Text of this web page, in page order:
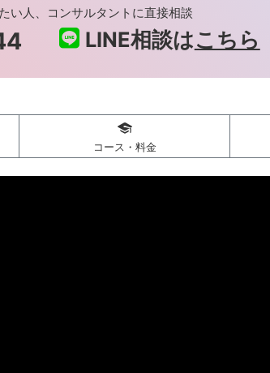
い人、コンサルタントに直接相談
LINE相談はこちら
コース・料金